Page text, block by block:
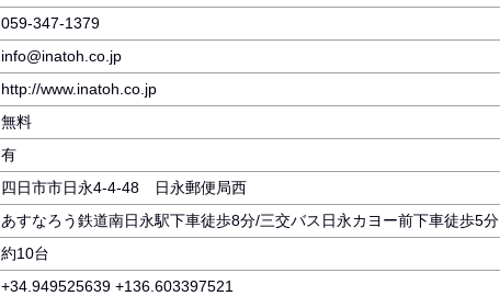
059-347-1379
info@inatoh.co.jp
http://www.inatoh.co.jp
無料
有
四日市市日永4-4-48 日永郵便局西
あすなろう鉄道南日永駅下車徒歩8分/三交バス日永カヨー前下車徒歩5分
約10台
+34.949525639 +136.603397521